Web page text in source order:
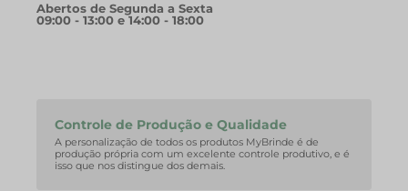
Abertos de Segunda a Sexta
09:00 - 13:00 e 14:00 - 18:00
Controle de Produção e Qualidade
A personalização de todos os produtos MyBrinde é de
produção própria com um excelente controle produtivo, e é
isso que nos distingue dos demais.